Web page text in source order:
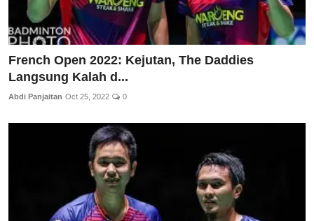
French Open 2022: Kejutan, The Daddies
Langsung Kalah d...
Abdi Panjaitan Oct 25, 2022 0